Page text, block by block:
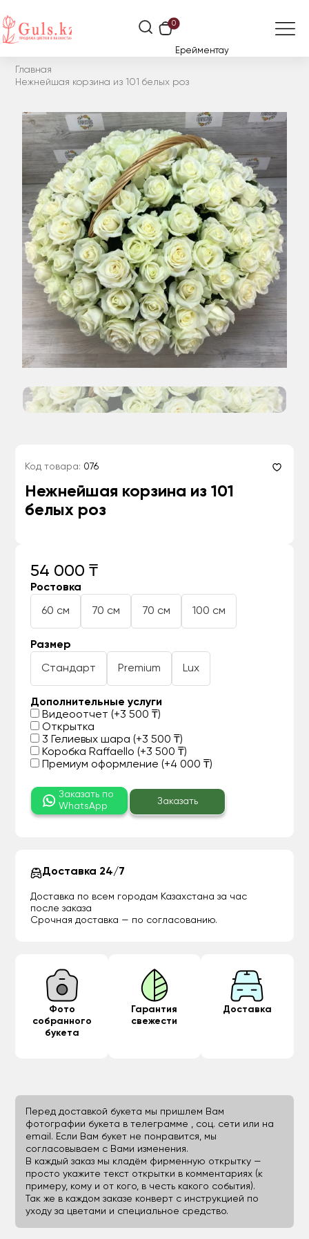
0
Ерейментау
Главная
Нежнейшая корзина из 101 белых роз
Код товара: 076
Нежнейшая корзина из 101
белых роз
54 000 ₸
Ростовка
60 см 70 см 70 см 100 см
Размер
Стандарт Premium Lux
Дополнительные услуги
Видеоотчет (+3 500 ₸)
Открытка
3 Гелиевых шара (+3 500 ₸)
Коробка Raffaello (+3 500 ₸)
Премиум оформление (+4 000 ₸)
Заказать по
WhatsApp
Заказать
Доставка 24/7
Доставка по всем городам Казахстана за час
после заказа
Срочная доставка — по согласованию.
Фото
собранного
букета
Гарантия
свежести
Доставка
Перед доставкой букета мы пришлем Вам
фотографии букета в телеграмме , соц. сети или на
email. Если Вам букет не понравится, мы
согласовываем с Вами изменения.
В каждый заказ мы кладём фирменную открытку —
просто укажите текст открытки в комментариях (к
примеру, кому и от кого, в честь какого события).
Так же в каждом заказе конверт с инструкцией по
уходу за цветами и специальное средство.